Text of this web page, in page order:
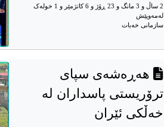
2 ساڵ و 3 مانگ و 23 ڕۆژ و 6 کاتژمێر و 1 خوله‌ک
له‌مه‌وپێش‌
سازمانی خەبات
هەڕەشەی سپای
ترۆریستی پاسداران لە
خەڵکی ئێران